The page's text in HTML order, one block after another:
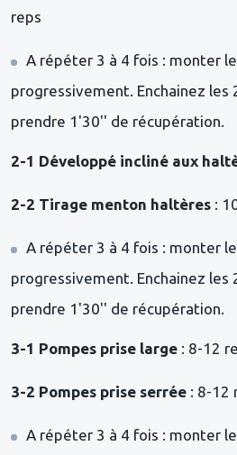
reps
A répéter 3 à 4 fois : monter
progressivement. Enchainez
prendre 1'30'' de récupération.
2-1 Développé incliné aux
2-2 Tirage menton haltères :
A répéter 3 à 4 fois : monter
progressivement. Enchainez
prendre 1'30'' de récupération.
3-1 Pompes prise large : 8-12
3-2 Pompes prise serrée : 8-12
A répéter 3 à 4 fois : monter